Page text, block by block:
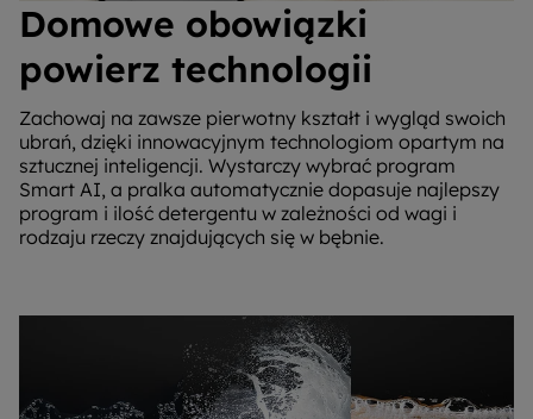
Domowe obowiązki
powierz technologii
Zachowaj na zawsze pierwotny kształt i wygląd swoich
ubrań, dzięki innowacyjnym technologiom opartym na
sztucznej inteligencji. Wystarczy wybrać program
Smart AI, a pralka automatycznie dopasuje najlepszy
program i ilość detergentu w zależności od wagi i
rodzaju rzeczy znajdujących się w bębnie.